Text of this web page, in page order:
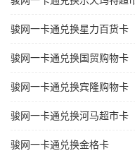
骏网一卡通兑换星力百货卡
骏网一卡通兑换国贸购物卡
骏网一卡通兑换宾隆购物卡
骏网一卡通兑换河马超市卡
骏网一卡通兑换金格卡